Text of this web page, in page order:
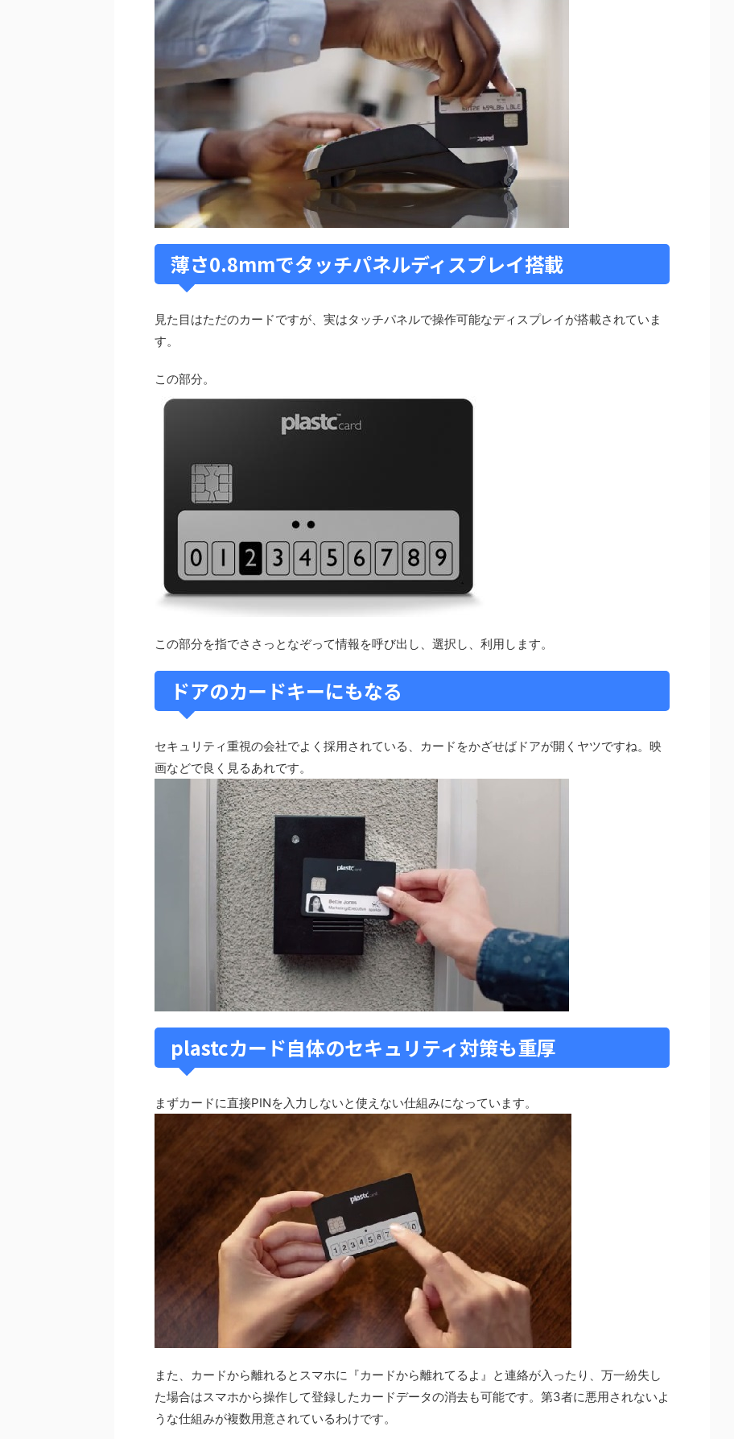
薄さ0.8mmでタッチパネルディスプレイ搭載
見た目はただのカードですが、実はタッチパネルで操作可能なディスプレイが搭載されていま
す。
この部分。
この部分を指でささっとなぞって情報を呼び出し、選択し、利用します。
ドアのカードキーにもなる
セキュリティ重視の会社でよく採用されている、カードをかざせばドアが開くヤツですね。映
画などで良く見るあれです。
plastcカード自体のセキュリティ対策も重厚
まずカードに直接PINを入力しないと使えない仕組みになっています。
また、カードから離れるとスマホに『カードから離れてるよ』と連絡が入ったり、万一紛失し
た場合はスマホから操作して登録したカードデータの消去も可能です。第3者に悪用されないよ
うな仕組みが複数用意されているわけです。